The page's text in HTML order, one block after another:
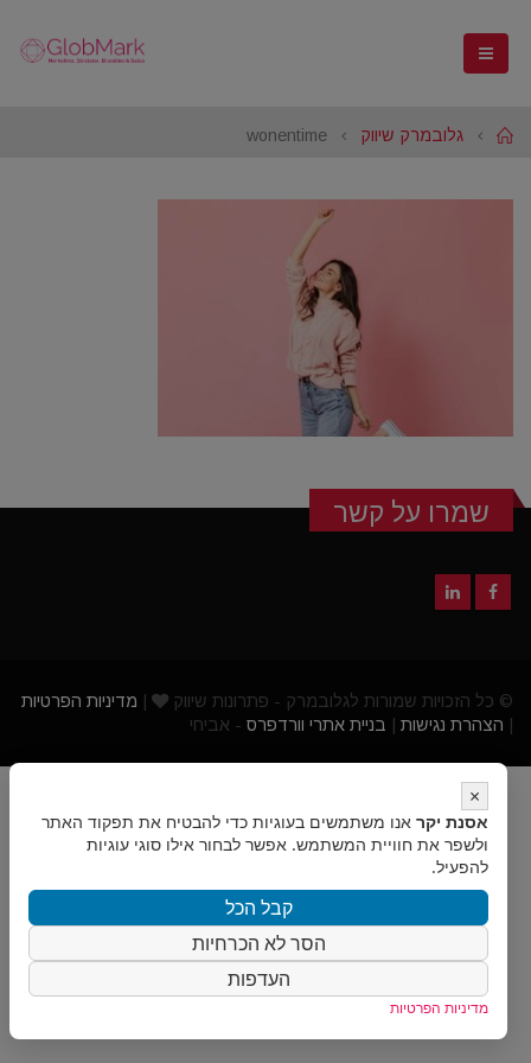
Home
גלובמרק שיווק wonentime
שמרו על קשר
© כל הזכויות שמורות לגלובמרק - פתרונות שיווק
מדיניות הפרטיות
הצהרת נגישות בניית אתרי וורדפרס - אביחי
×
אסנת יקר אנו משתמשים בעוגיות כדי להבטיח את תפקוד האתר
ולשפר את חוויית המשתמש. אפשר לבחור אילו סוגי עוגיות
להפעיל.
קבל הכל
הסר לא הכרחיות
העדפות
מדיניות הפרטיות